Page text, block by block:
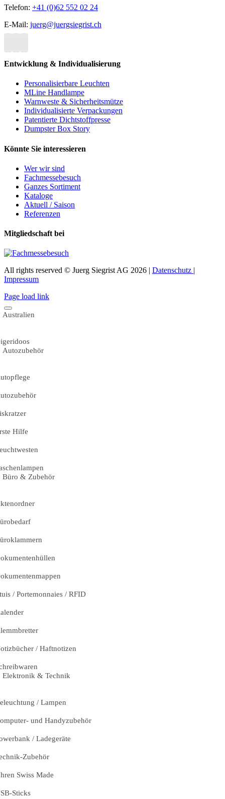
Telefon: +41 (0)62 552 02 24
E-Mail: juerg@juergsiegrist.ch
Entwicklung & Individualisierung
Personalisierbare Leuchten
MLine Handlampe
Warnweste & Sicherheitsmütze
Individualisierte Verpackungen
Patentierte Dichtstoffpresse
Dumpster Box Story
Könnte Sie interessieren
Wer wir sind
Fachmessebesuch
Ganzes Sortiment
Kataloge
Aktuell / Saison
Referenzen
Mitgliedschaft bei
All rights reserved © Juerg Siegrist AG 2026 | Datenschutz |
Impressum
Page load link
Australien
Autozubehör
Hilfe
Büro & Zubehör
/ Portemonnaies / RFID
/ Haftnotizen
Elektronik & Technik
/ Lampen
und Handyzubehör
/ Ladegeräte
Zubehör
Swiss Made
Sticks